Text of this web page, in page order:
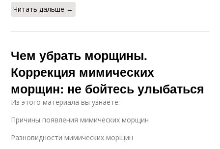
Читать дальше →
Чем убрать морщины.
Коррекция мимических
морщин: не бойтесь улыбаться
Из этого материала вы узнаете:
Причины появления мимических морщин
Разновидности мимических морщин